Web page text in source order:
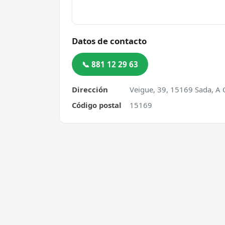
Datos de contacto
📞 881 12 29 63
Dirección
Veigue, 39, 15169 Sada, A
Código postal
15169